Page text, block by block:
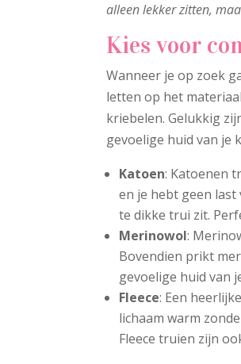
alleen lekker zitten,
Kies voor
Wanneer je op zoek
letten op het
kriebelen. Gelukkig
gevoelige huid van je
Katoen: Katoenen
en je hebt geen
te dikke trui zit.
Merinowol:
Bovendien prikt
gevoelige huid van
Fleece: Een
lichaam warm
Fleece truien zijn